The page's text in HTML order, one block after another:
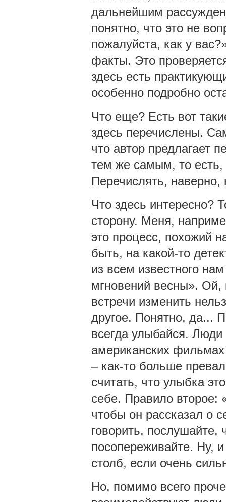
дальнейшим
понятно, что это не
пожалуйста, как у
факты. Это
здесь есть
особенно подробно
Что еще? Есть вот
здесь перечислены.
что автор предлагает
тем же самым, то есть,
Перечислять,
Что здесь интересно?
сторону. Меня,
это процесс, похожий
быть, на какой-то
из всем известного
мгновений весны». Ой,
встречи изменить
другое. Понятно, да...
всегда улыбайся.
американских фильмах
– как-то больше
считать, что улыбка
себе. Правило второе:
чтобы он рассказал о
говорить, послушайте,
посопереживайте. Ну,
столб, если очень
Но, помимо всего